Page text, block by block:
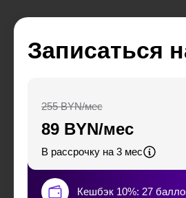
Записаться
89 BYN/мес
255 BYN/мес
В рассрочку на 3 мес
Кешбэк 10%: 27